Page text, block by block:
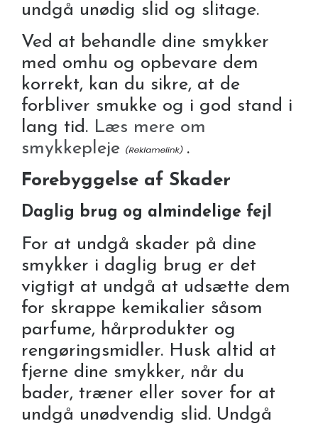
undgå unødig slid og slitage.
Ved at behandle dine smykker
med omhu og opbevare dem
korrekt, kan du sikre, at de
forbliver smukke og i god stand i
lang tid. Læs mere om
smykkepleje
.
Forebyggelse af Skader
Daglig brug og almindelige fejl
For at undgå skader på dine
smykker i daglig brug er det
vigtigt at undgå at udsætte dem
for skrappe kemikalier såsom
parfume, hårprodukter og
rengøringsmidler. Husk altid at
fjerne dine smykker, når du
bader, træner eller sover for at
undgå unødvendig slid. Undgå